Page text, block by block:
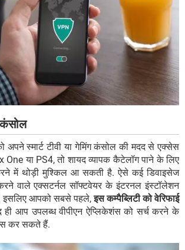
कंसोल
अपने स्मार्ट टीवी या गेमिंग कंसोल की मदद से एक्सेस
या PS4, तो शायद व्यापक कैटेलॉग पाने के लिए
में थोड़ी मुश्किल आ सकती है. ऐसे कई डिवाइसेज
वाले एक्सटर्नल सॉफ्टवेयर के इंटरनल इंस्टॉलेशन
इसलिए आपको सबसे पहले,इस कम्पैब्लिटी को वेरिफाई
ही आप उपलब्ध वीपीएन ऐप्लिकेशंस को सर्च करने के
कर सकते हैं.